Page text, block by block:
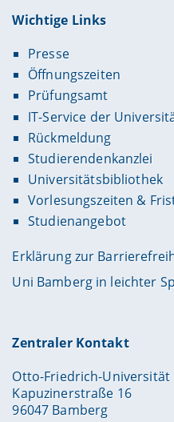
Wichtige Links
Presse
Öffnungszeiten
Prüfungsamt
IT-Service der
Rückmeldung
Studierendenkanzlei
Universitätsbibliothek
Vorlesungszeiten &
Studienangebot
Erklärung zur
Uni Bamberg in leichter
Zentraler Kontakt
Otto-Friedrich-Universität
Kapuzinerstraße 16
96047 Bamberg